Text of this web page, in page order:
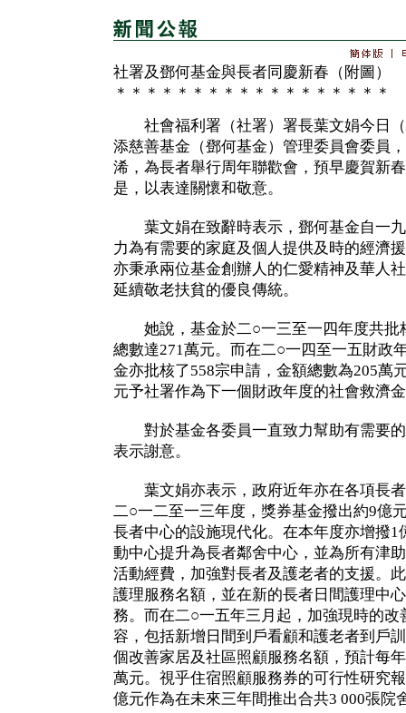
社署及鄧何基金與長者同慶新春（附圖）
＊＊＊＊＊＊＊＊＊＊＊＊＊＊＊＊＊＊
社會福利署（社署）署長葉文娟今日（
添慈善基金（鄧何基金）管理委員會委員
浠，為長者舉行周年聯歡會，預早慶賀新
是，以表達關懷和敬意。
葉文娟在致辭時表示，鄧何基金自一九
力為有需要的家庭及個人提供及時的經濟
亦秉承兩位基金創辦人的仁愛精神及華人
延續敬老扶貧的優良傳統。
她說，基金於二○一三至一四年度共批
總數達271萬元。而在二○一四至一五財政
金亦批核了558宗申請，金額總數為205萬
元予社署作為下一個財政年度的社會救濟
對於基金各委員一直致力幫助有需要的
表示謝意。
葉文娟亦表示，政府近年亦在各項長者
二○一二至一三年度，獎券基金撥出約9億
長者中心的設施現代化。在本年度亦增撥1
動中心提升為長者鄰舍中心，並為所有津
活動經費，加強對長者及護老者的支援。
護理服務名額，並在新的長者日間護理中
務。而在二○一五年三月起，加強現時的
容，包括新增日間到戶看顧和護老者到戶
個改善家居及社區照顧服務名額，預計每
萬元。視乎住宿照顧服務券的可行性研究
億元作為在未來三年間推出合共3 000張院